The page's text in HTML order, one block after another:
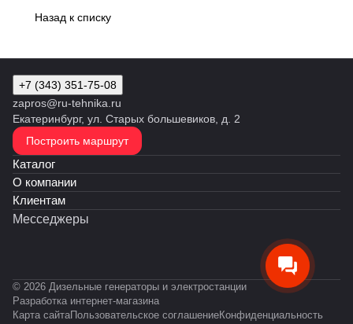
Назад к списку
+7 (343) 351-75-08
zapros@ru-tehnika.ru
Екатеринбург, ул. Старых большевиков, д. 2
Построить маршрут
Каталог
О компании
Клиентам
Месседжеры
© 2026 Дизельные генераторы и электростанции
Разработка интернет-магазина
Карта сайтаПользовательское соглашениеКонфиденциальность